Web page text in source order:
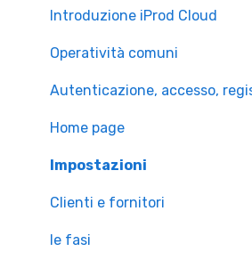
Licenza
Introduzione iProd Cloud
Operatività comuni
Autenticazione, accesso,
Home page
Impostazioni
Clienti e fornitori
le fasi